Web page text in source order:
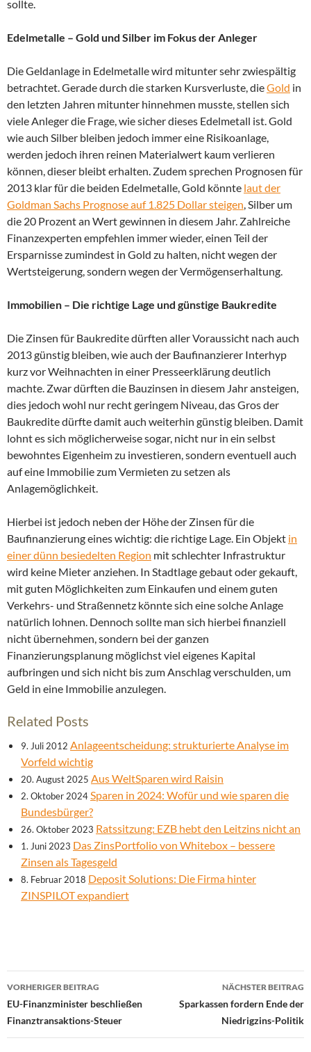
sollte.
Edelmetalle – Gold und Silber im Fokus der Anleger
Die Geldanlage in Edelmetalle wird mitunter sehr zwiespältig
betrachtet. Gerade durch die starken Kursverluste, dieGold in
den letzten Jahren mitunter hinnehmen musste, stellen sich
viele Anleger die Frage, wie sicher dieses Edelmetall ist. Gold
wie auch Silber bleiben jedoch immer eine Risikoanlage,
werden jedoch ihren reinen Materialwert kaum verlieren
können, dieser bleibt erhalten. Zudem sprechen Prognosen für
2013 klar für die beiden Edelmetalle, Gold könnte laut der
Goldman Sachs Prognose auf 1.825 Dollar steigen, Silber um
die 20 Prozent an Wert gewinnen in diesem Jahr. Zahlreiche
Finanzexperten empfehlen immer wieder, einen Teil der
Ersparnisse zumindest in Gold zu halten, nicht wegen der
Wertsteigerung, sondern wegen der Vermögenserhaltung.
Immobilien – Die richtige Lage und günstige Baukredite
Die Zinsen für Baukredite dürften aller Voraussicht nach auch
2013 günstig bleiben, wie auch der Baufinanzierer Interhyp
kurz vor Weihnachten in einer Presseerklärung deutlich
machte. Zwar dürften die Bauzinsen in diesem Jahr ansteigen,
dies jedoch wohl nur recht geringem Niveau, das Gros der
Baukredite dürfte damit auch weiterhin günstig bleiben. Damit
lohnt es sich möglicherweise sogar, nicht nur in ein selbst
bewohntes Eigenheim zu investieren, sondern eventuell auch
auf eine Immobilie zum Vermieten zu setzen als
Anlagemöglichkeit.
Hierbei ist jedoch neben der Höhe der Zinsen für die
Baufinanzierung eines wichtig: die richtige Lage. Ein Objekt in
einer dünn besiedelten Region mit schlechter Infrastruktur
wird keine Mieter anziehen. In Stadtlage gebaut oder gekauft,
mit guten Möglichkeiten zum Einkaufen und einem guten
Verkehrs- und Straßennetz könnte sich eine solche Anlage
natürlich lohnen. Dennoch sollte man sich hierbei finanziell
nicht übernehmen, sondern bei der ganzen
Finanzierungsplanung möglichst viel eigenes Kapital
aufbringen und sich nicht bis zum Anschlag verschulden, um
Geld in eine Immobilie anzulegen.
Related Posts
9. Juli 2012 Anlageentscheidung: strukturierte Analyse im
Vorfeld wichtig
20. August 2025 Aus WeltSparen wird Raisin
2. Oktober 2024Sparen in 2024: Wofür und wie sparen die
Bundesbürger?
26. Oktober 2023 Ratssitzung: EZB hebt den Leitzins nicht an
1. Juni 2023 Das ZinsPortfolio von Whitebox – bessere
Zinsen als Tagesgeld
8. Februar 2018 Deposit Solutions: Die Firma hinter
ZINSPILOT expandiert
Beitrags-
Navigation
VORHERIGER BEITRAG
EU-Finanzminister beschließen
Finanztransaktions-Steuer
NÄCHSTER BEITRAG
Sparkassen fordern Ende der
Niedrigzins-Politik